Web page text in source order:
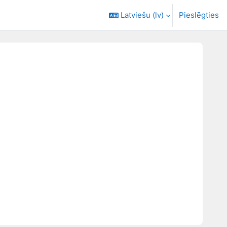
Latviešu ‎(lv)‎ Pieslēgties